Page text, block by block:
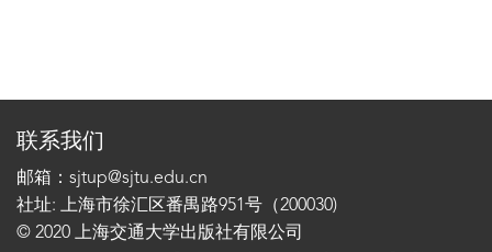
联系我们
邮箱：sjtup@sjtu.edu.cn
社址: 上海市徐汇区番禺路951号（200030)
© 2020 上海交通大学出版社有限公司